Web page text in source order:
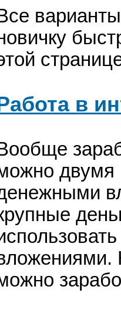
в
двумя